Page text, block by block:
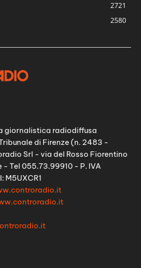
2721
2580
giornalistica radiodiffusa
di Firenze (n. 2483 -
Srl - via del Rosso Fiorentino
Tel 055.73.99910 - P. IVA
M5UXCR1